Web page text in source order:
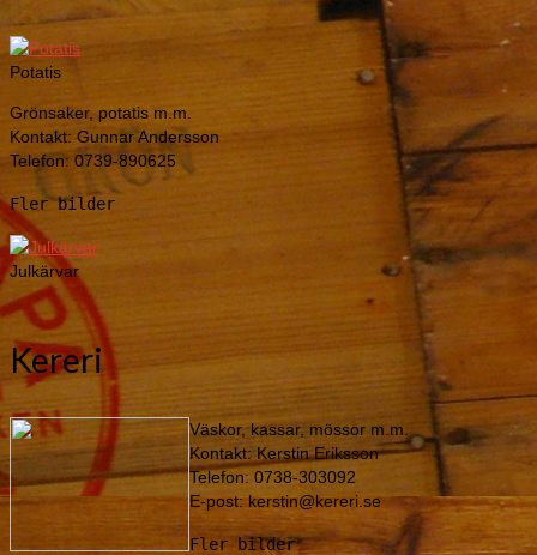
Potatis
Grönsaker, potatis m.m.
Kontakt: Gunnar Andersson
Telefon: 0739-890625
Fler bilder
Julkärvar
Kereri
Väskor, kassar, mössor m.m.
Kontakt: Kerstin Eriksson
Telefon: 0738-303092
E-post: kerstin@kereri.se
Fler bilder